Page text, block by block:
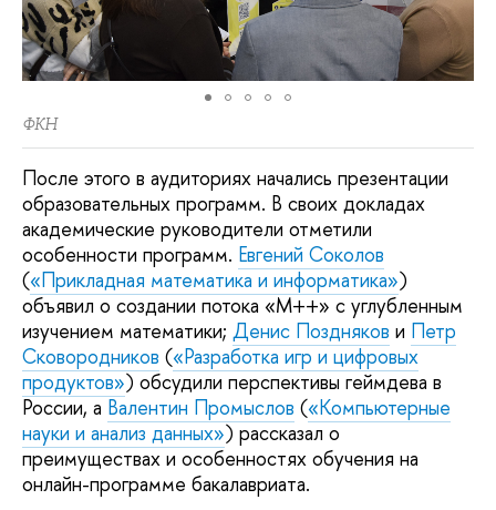
ФКН
После этого в аудиториях начались презентации
образовательных программ. В своих докладах
академические руководители отметили
особенности программ. Евгений Соколов
(«Прикладная математика и информатика»)
объявил о создании потока «М++» с углубленным
изучением математики; Денис Поздняков и Петр
Сковородников («Разработка игр и цифровых
продуктов») обсудили перспективы геймдева в
России, а Валентин Промыслов («Компьютерные
науки и анализ данных») рассказал о
преимуществах и особенностях обучения на
онлайн-программе бакалавриата.